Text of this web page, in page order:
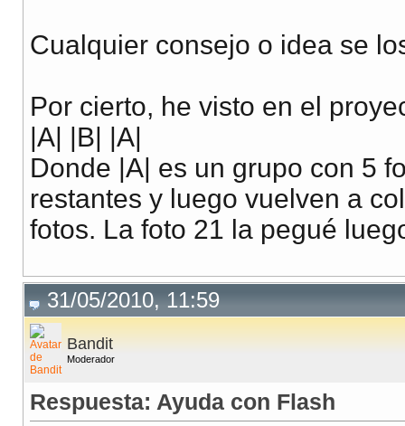
Cualquier consejo o idea se
Por cierto, he visto en el
|A| |B| |A|
Donde |A| es un grupo con 5
restantes y luego vuelven a
fotos. La foto 21 la pegué
31/05/2010, 11:59
Bandit
Moderador
Respuesta: Ayuda con Flash